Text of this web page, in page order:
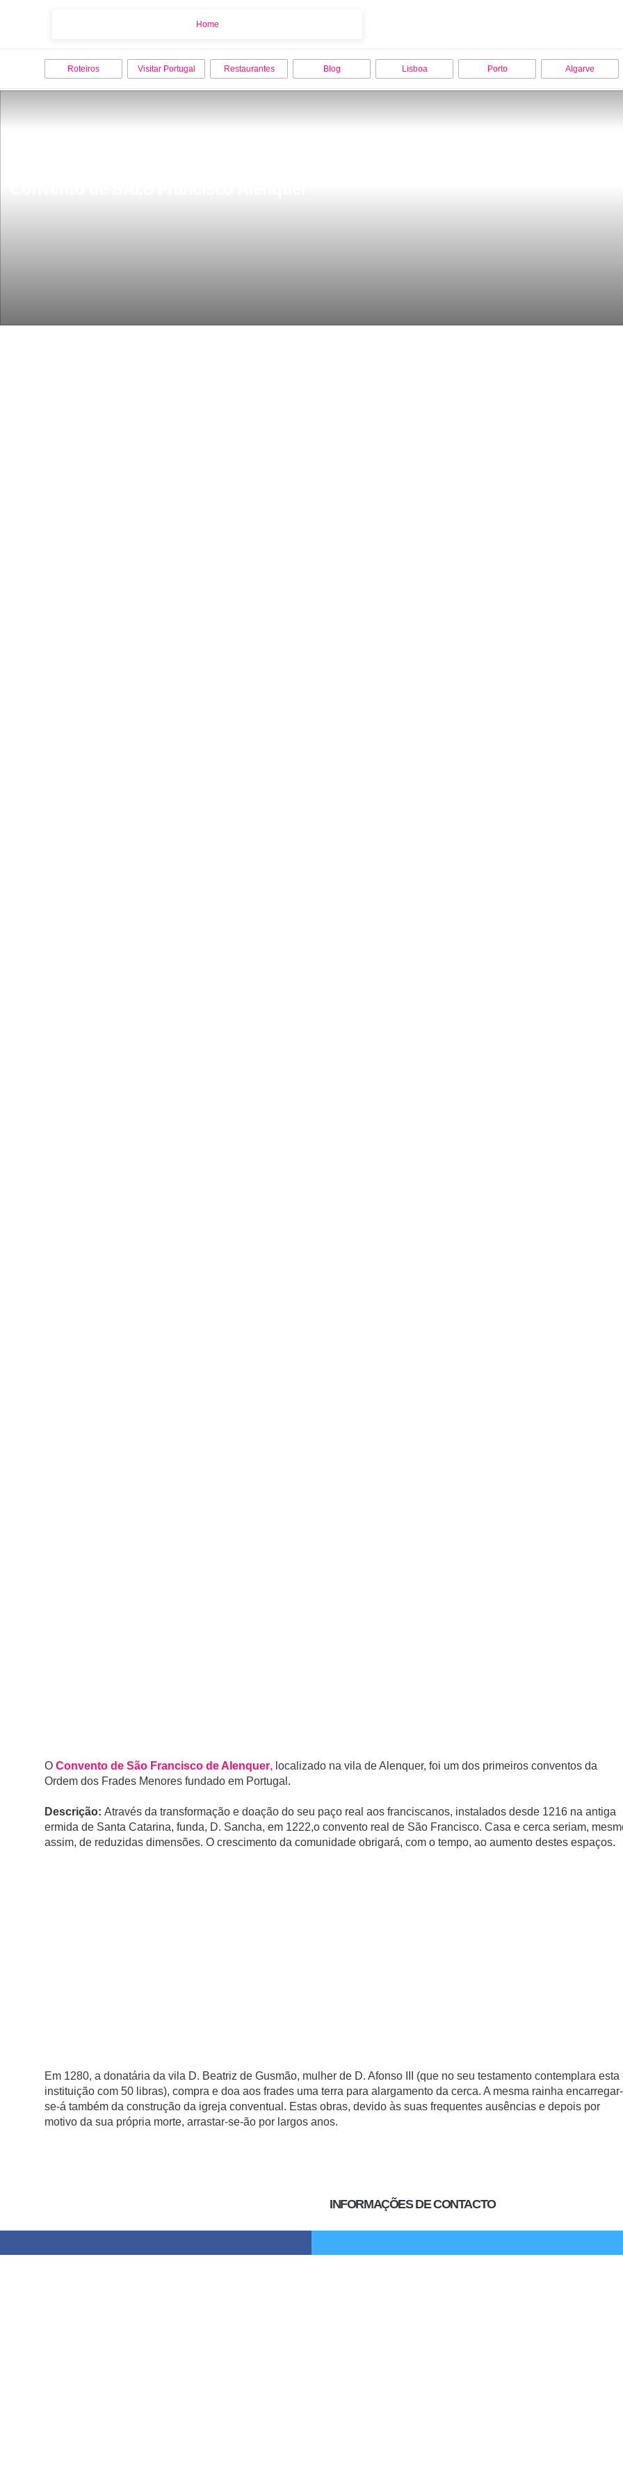
Home
Roteiros Visitar Portugal Restaurantes Blog Lisboa Porto Algarve
O Convento de São Francisco de Alenquer, localizado na vila de Alenquer, foi um dos primeiros conventos da
Ordem dos Frades Menores fundado em Portugal.
Descrição: Através da transformação e doação do seu paço real aos franciscanos, instalados desde 1216 na antiga
ermida de Santa Catarina, funda, D. Sancha, em 1222,o convento real de São Francisco. Casa e cerca seriam,
assim, de reduzidas dimensões. O crescimento da comunidade obrigará, com o tempo, ao aumento destes espaços.
Em 1280, a donatária da vila D. Beatriz de Gusmão, mulher de D. Afonso III (que no seu testamento contemplara esta
instituição com 50 libras), compra e doa aos frades uma terra para alargamento da cerca. A mesma rainha encarregar-
se-á também da construção da igreja conventual. Estas obras, devido às suas frequentes ausências e depois por
motivo da sua própria morte, arrastar-se-ão por largos anos.
INFORMAÇÕES DE CONTACTO